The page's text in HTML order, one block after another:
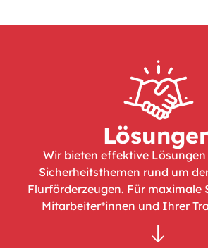
Wir bieten effektive Lösungen
Sicherheitsthemen rund um
Flurförderzeugen. Für maximale
Mitarbeiter*innen und Ihrer